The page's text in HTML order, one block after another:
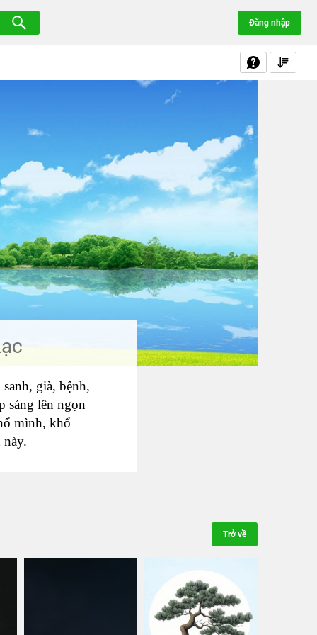
Đăng nhập
già, bệnh,
sáng lên ngọn
mình, khổ
Trở về